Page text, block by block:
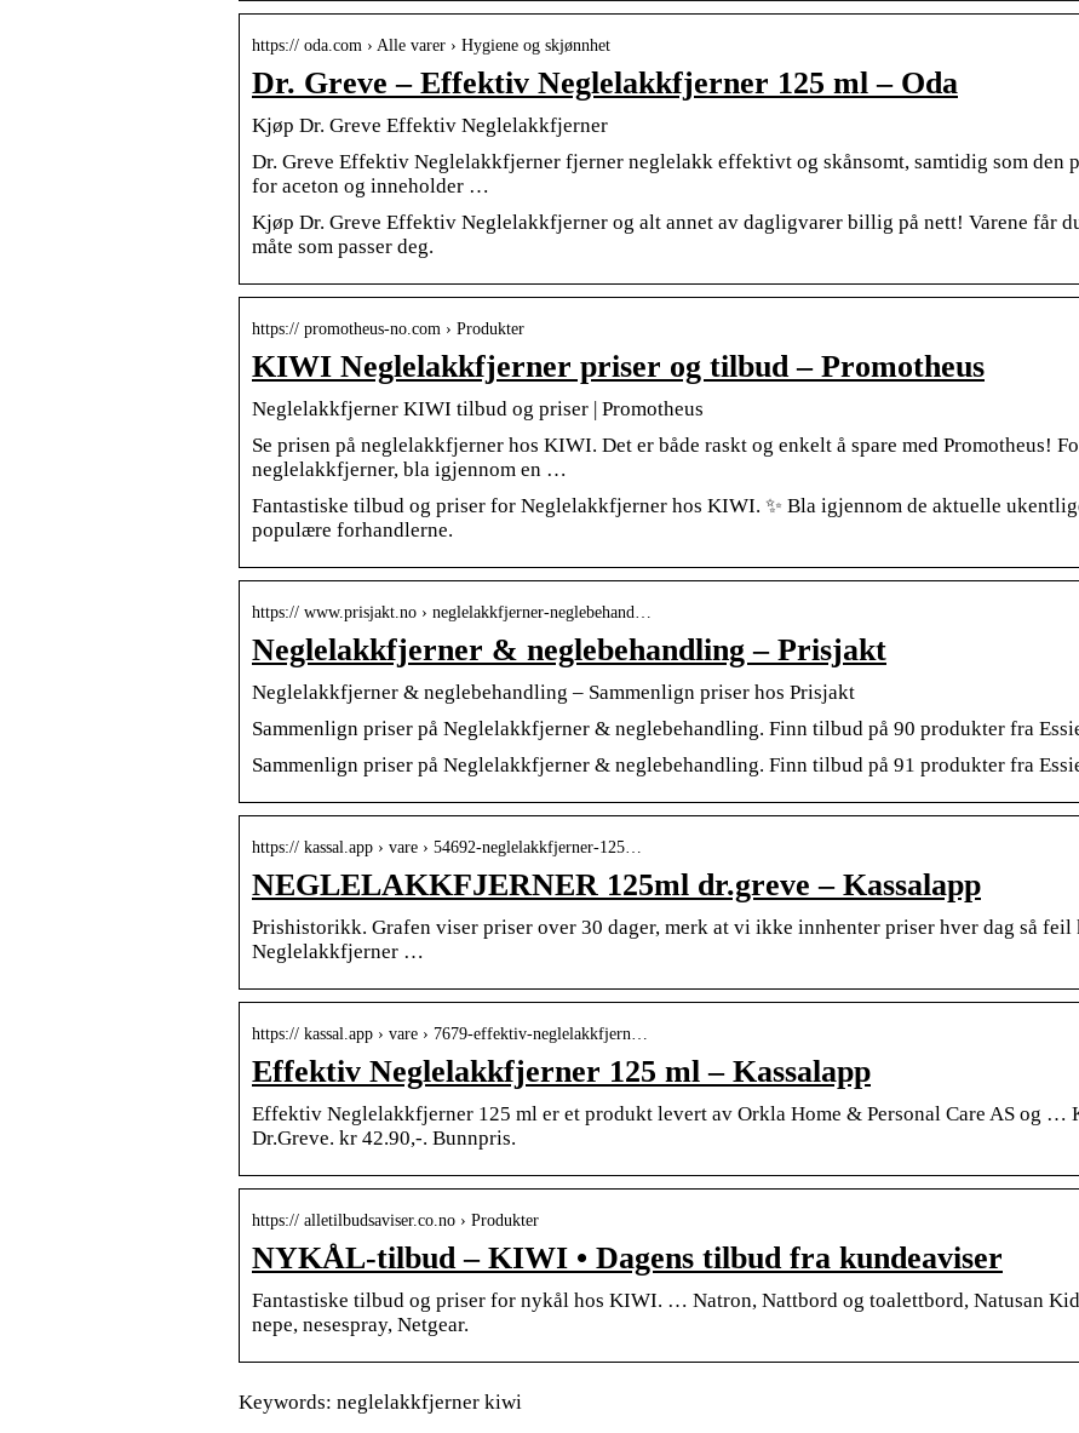
https:// oda.com › Alle varer › Hygiene og skjønnhet
Dr. Greve – Effektiv Neglelakkfjerner 125 ml – Oda
Kjøp Dr. Greve Effektiv Neglelakkfjerner
Dr. Greve Effektiv Neglelakkfjerner fjerner neglelakk effektivt og skånsomt, samtidig som den
for aceton og inneholder …
Kjøp Dr. Greve Effektiv Neglelakkfjerner og alt annet av dagligvarer billig på nett! Varene får
måte som passer deg.
https:// promotheus-no.com › Produkter
KIWI Neglelakkfjerner priser og tilbud – Promotheus
Neglelakkfjerner KIWI tilbud og priser | Promotheus
Se prisen på neglelakkfjerner hos KIWI. Det er både raskt og enkelt å spare med Promotheus!
neglelakkfjerner, bla igjennom en …
Fantastiske tilbud og priser for Neglelakkfjerner hos KIWI. ✨ Bla igjennom de aktuelle
populære forhandlerne.
https:// www.prisjakt.no › neglelakkfjerner-neglebehand…
Neglelakkfjerner & neglebehandling – Prisjakt
Neglelakkfjerner & neglebehandling – Sammenlign priser hos Prisjakt
Sammenlign priser på Neglelakkfjerner & neglebehandling. Finn tilbud på 90 produkter fra
Sammenlign priser på Neglelakkfjerner & neglebehandling. Finn tilbud på 91 produkter fra
https:// kassal.app › vare › 54692-neglelakkfjerner-125…
NEGLELAKKFJERNER 125ml dr.greve – Kassalapp
Prishistorikk. Grafen viser priser over 30 dager, merk at vi ikke innhenter priser hver dag så
Neglelakkfjerner …
https:// kassal.app › vare › 7679-effektiv-neglelakkfjern…
Effektiv Neglelakkfjerner 125 ml – Kassalapp
Effektiv Neglelakkfjerner 125 ml er et produkt levert av Orkla Home & Personal Care AS og
Dr.Greve. kr 42.90,-. Bunnpris.
https:// alletilbudsaviser.co.no › Produkter
NYKÅL-tilbud – KIWI • Dagens tilbud fra kundeaviser
Fantastiske tilbud og priser for nykål hos KIWI. … Natron, Nattbord og toalettbord, Natusan
nepe, nesespray, Netgear.
Keywords: neglelakkfjerner kiwi